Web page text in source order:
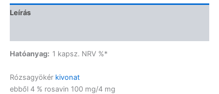
Leírás
Hatóanyag: 1 kapsz. NRV %*
Rózsagyökér kivonat
ebből 4 % rosavin 100 mg/4 mg